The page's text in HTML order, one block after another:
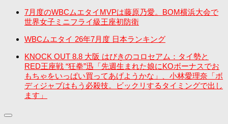
7月度のWBCムエタイMVPは藤原乃愛。BOM横浜大会で
世界女子ミニフライ級王座初防衛
WBCムエタイ 26年7月度 日本ランキング
KNOCK OUT 8.8 大阪 はびきのコロセアム：タイ勢と
RED王座戦 “狂拳”迅「先週生まれた娘にKOボーナスでお
もちゃをいっぱい買ってあげようかな」、小林愛理奈「ボ
ディジャブはもう必殺技。ビックリするタイミングで出し
ます」